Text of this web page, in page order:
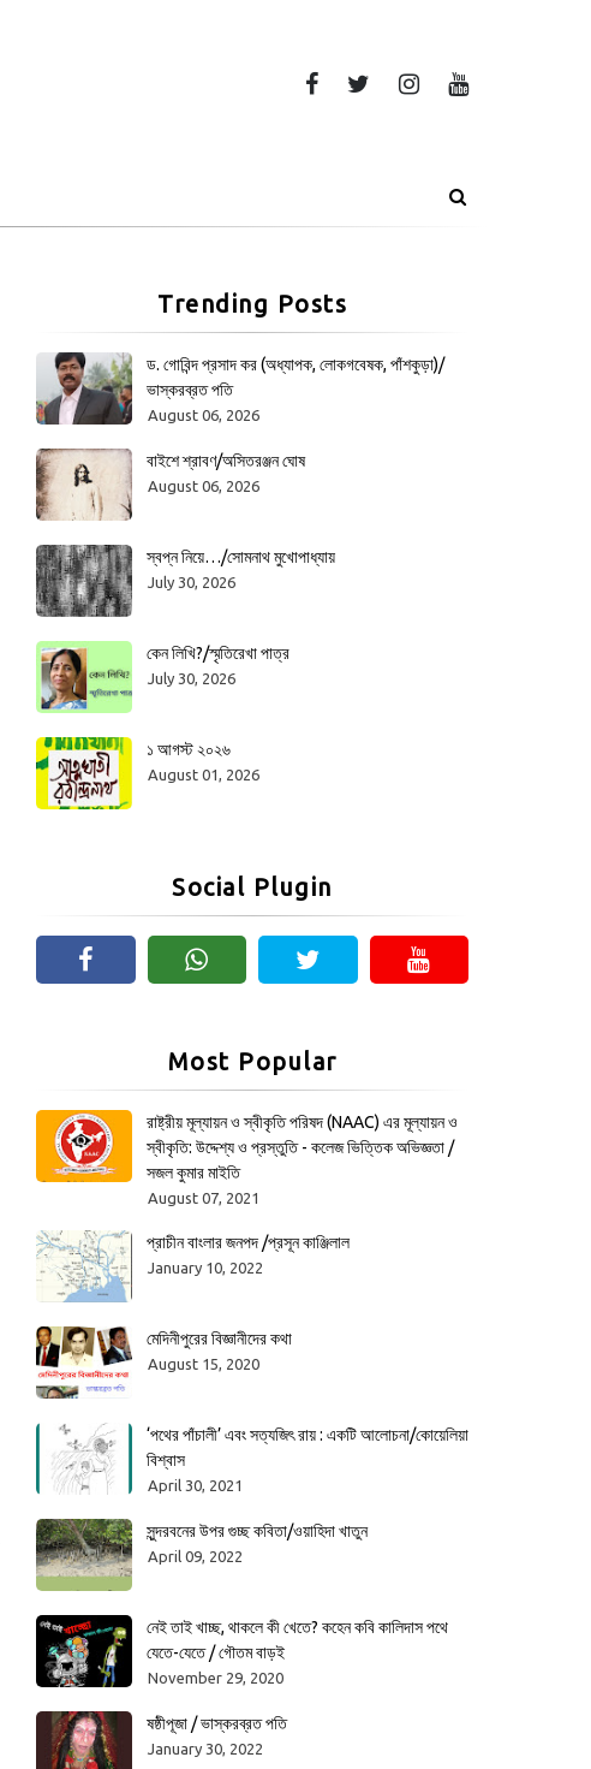
Trending Posts
ড. গোবিন্দ প্রসাদ কর (অধ্যাপক, লোকগবেষক, পাঁশকুড়া)/
ভাস্করব্রত পতি
August 06, 2026
বাইশে শ্রাবণ/অসিতরঞ্জন ঘোষ
August 06, 2026
স্বপ্ন নিয়ে…/সোমনাথ মুখোপাধ্যায়
July 30, 2026
কেন লিখি?/স্মৃতিরেখা পাত্র
July 30, 2026
১ আগস্ট ২০২৬
August 01, 2026
Social Plugin
Most Popular
রাষ্ট্রীয় মূল্যায়ন ও স্বীকৃতি পরিষদ (NAAC) এর মূল্যায়ন ও
স্বীকৃতি: উদ্দেশ্য ও প্রস্তুতি - কলেজ ভিত্তিক অভিজ্ঞতা /
সজল কুমার মাইতি
August 07, 2021
প্রাচীন বাংলার জনপদ /প্রসূন কাঞ্জিলাল
January 10, 2022
মেদিনীপুরের বিজ্ঞানীদের কথা
August 15, 2020
‘পথের পাঁচালী’ এবং সত্যজিৎ রায় : একটি আলোচনা/কোয়েলিয়া
বিশ্বাস
April 30, 2021
সুন্দরবনের উপর গুচ্ছ কবিতা/ওয়াহিদা খাতুন
April 09, 2022
নেই তাই খাচ্ছ, থাকলে কী খেতে? কহেন কবি কালিদাস পথে
যেতে-যেতে / গৌতম বাড়ই
November 29, 2020
ষষ্ঠীপূজা / ভাস্করব্রত পতি
January 30, 2022